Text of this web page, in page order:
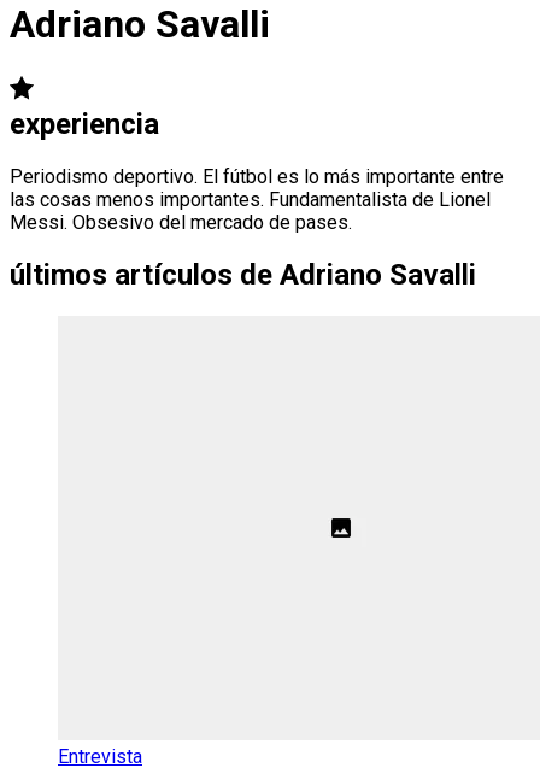
Adriano Savalli
experiencia
Periodismo deportivo. El fútbol es lo más importante entre
las cosas menos importantes. Fundamentalista de Lionel
Messi. Obsesivo del mercado de pases.
últimos artículos de Adriano Savalli
Entrevista